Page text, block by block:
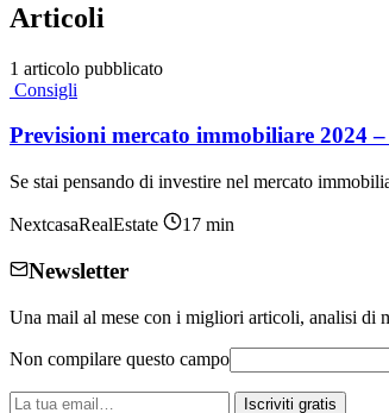
Articoli
1 articolo pubblicato
Consigli
Previsioni mercato immobiliare 2024 –
Se stai pensando di investire nel mercato
NextcasaRealEstate 17 min
Newsletter
Una mail al mese con i migliori articoli, analisi di
Non compilare questo campo
La
Iscriviti gratis